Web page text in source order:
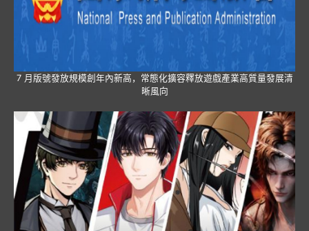
7 月版號發放規模創年內新高，常態化擴容釋放遊戲產業高質量發展清
晰風向